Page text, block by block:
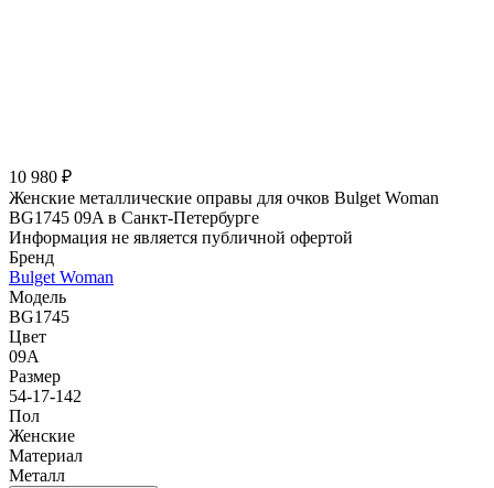
10 980 ₽
Женские металлические оправы для очков Bulget Woman
BG1745 09A в Санкт-Петербурге
Информация не является публичной офертой
Бренд
Bulget Woman
Модель
BG1745
Цвет
09A
Размер
54-17-142
Пол
Женские
Материал
Металл